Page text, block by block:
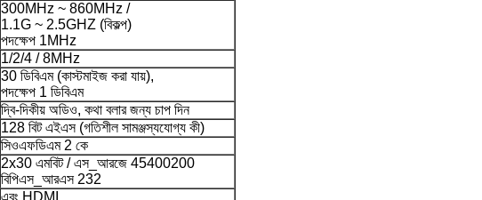
300MHz ~ 860MHz /
1.1G ~ 2.5GHZ (বিকল্প)
পদক্ষেপ 1MHz
1/2/4 / 8MHz
30 ডিবিএম (কাস্টমাইজ করা যায়),
পদক্ষেপ 1 ডিবিএম
দ্বি-দিকীয় অডিও, কথা বলার জন্য চাপ দিন
128 বিট এইএস (গতিশীল সামঞ্জস্যযোগ্য কী)
সিওএফডিএম 2 কে
2x30 এমবিট / এস_আরজে 45400200
বিপিএস_আরএস 232
এবং HDMI